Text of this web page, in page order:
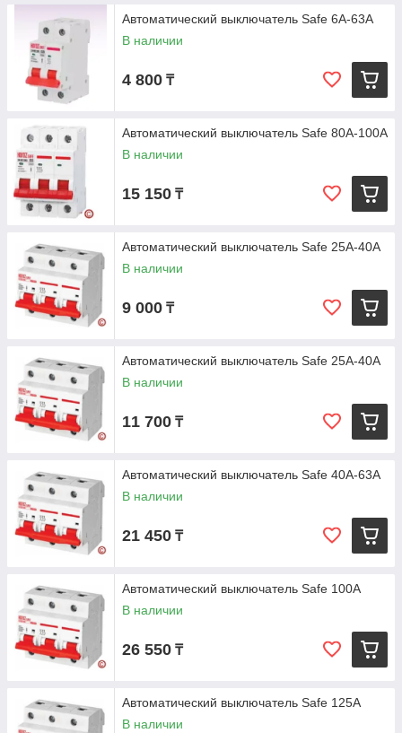
Доступные цены: мы работаем напрямую с
производителями, что позволяет нам предлагать
конкурентные цены.
Удобная доставка : мы доставляем товары по всему
Казахстану.
специалисты помогут вам подобрать товары, которые
идеально подойдут для ваших нужд.
Ознакомьтесь с нашим ассортиментом
установочных приборов в интернет-магазине
TenoLED!
Автоматический выключатель Safe 6А-63А
В наличии
4 800 ₸
Автоматический выключатель Safe 80А-100А
В наличии
15 150 ₸
Автоматический выключатель Safe 25А-40А
В наличии
9 000 ₸
Автоматический выключатель Safe 25А-40А
В наличии
11 700 ₸
Автоматический выключатель Safe 40А-63А
В наличии
21 450 ₸
Автоматический выключатель Safe 100А
В наличии
26 550 ₸
Автоматический выключатель Safe 125А
В наличии